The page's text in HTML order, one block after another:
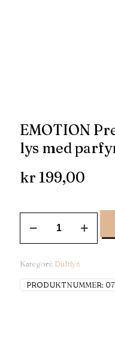
EMOTION
lys med
kr 199,00
Kategori: Duftlys
PRODUKTNUMMER: